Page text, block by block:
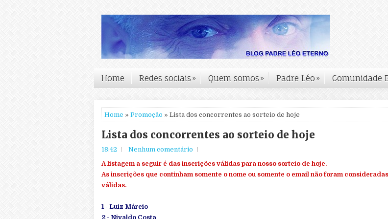
Home Redes sociais » Quem somos » Padre Léo » Comunidade
Home » Promoção » Lista dos concorrentes ao sorteio de hoje
Lista dos concorrentes ao sorteio de hoje
18:42
Nenhum comentário
A listagem a seguir é das inscrições válidas para nosso sorteio de hoje.
As inscrições que continham somente o nome ou somente o email não foram consideradas
válidas.
1 - Luiz Márcio
2 - Nivaldo Costa